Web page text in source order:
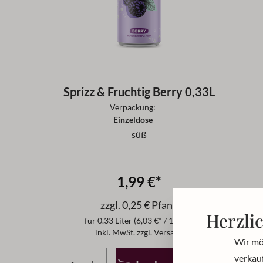
Wir
Sprizz & Fruchtig Berry 0,33L
Verpackung:
Einzeldose
süß
1,99 €*
zzgl. 0,25 € Pfand
für0.33 Liter (6,03 €* / 1 Liter)
inkl. MwSt. zzgl. Versand
Produkt Anzahl: Gib den gewünschten Wert ein